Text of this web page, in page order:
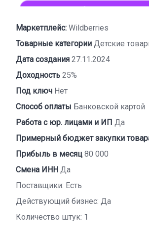
Маркетплейс: Wildberries
Товарные категории Детские
Дата создания 27.11.2024
Доходность 25%
Под ключ Нет
Способ оплаты Банковской картой
Работа с юр. лицами и ИП Да
Примерный бюджет закупки
Прибыль в месяц 80 000
Смена ИНН Да
Поставщики: Есть
Действующий бизнес: Да
Количество штук: 1